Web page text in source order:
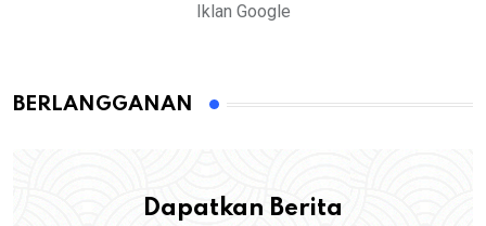
Iklan Google
BERLANGGANAN
Dapatkan Berita